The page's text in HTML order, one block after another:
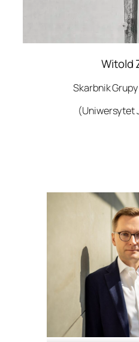
Witold
Skarbnik
(Uniwersytet